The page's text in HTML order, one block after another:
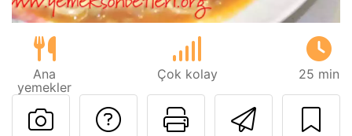
Ana
yemekler
Çok kolay 25 min
Bu sayfayı
Tarif sahibine bir